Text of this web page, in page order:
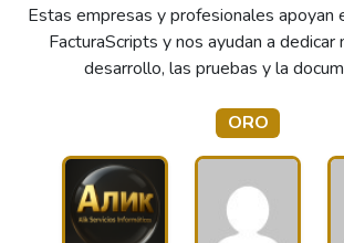
Estas empresas y profesionales apoyan
FacturaScripts y nos ayudan a
desarrollo, las pruebas y la
ORO